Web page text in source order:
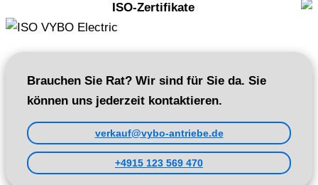
ISO-Zertifikate
Brauchen Sie Rat? Wir sind für Sie da. Sie
können uns jederzeit kontaktieren.
verkauf@vybo-antriebe.de
+4915 123 569 470